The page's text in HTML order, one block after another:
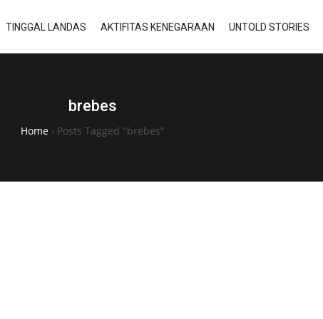
TINGGAL LANDAS AKTIFITAS KENEGARAAN UNTOLD STORIES
brebes
Home › Posts Tagged "brebes"